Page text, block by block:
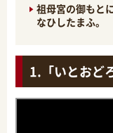
祖母宮の御もと
なひしたまふ。
「いとおど